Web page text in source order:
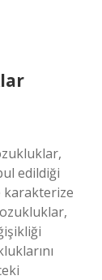
edildiği
karakterize